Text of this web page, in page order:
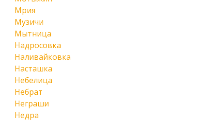
Мрия
Музичи
Мытница
Надросовка
Наливайковка
Насташка
Небелица
Небрат
Неграши
Недра